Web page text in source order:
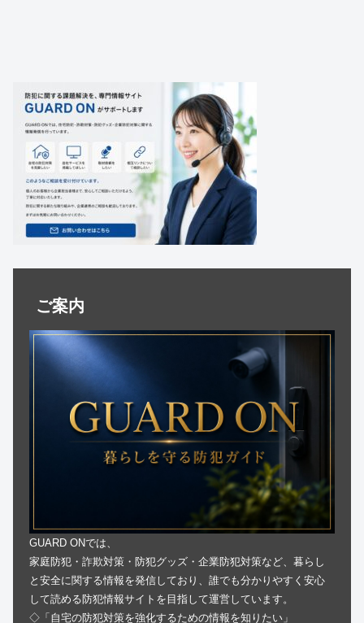
ご案内
GUARD ONでは、
家庭防犯・詐欺対策・防犯グッズ・企業防犯対策など、暮らし
と安全に関する情報を発信しており、誰でも分かりやすく安心
して読める防犯情報サイトを目指して運営しています。
◇「自宅の防犯対策を強化するための情報を知りたい」